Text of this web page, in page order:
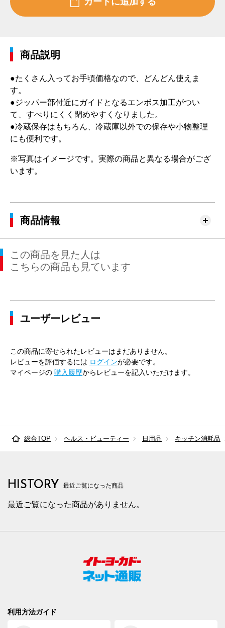
商品説明
●たくさん入ってお手頃価格なので、どんどん使えま
す。
●ジッパー部付近にガイドとなるエンボス加工がつい
て、すべりにくく閉めやすくなりました。
●冷蔵保存はもちろん、冷蔵庫以外での保存や小物整理
にも便利です。
※写真はイメージです。実際の商品と異なる場合がござ
います。
商品情報
この商品を見た人は
こちらの商品も見ています
ユーザーレビュー
この商品に寄せられたレビューはまだありません。
レビューを評価するには ログインが必要です。
マイページの 購入履歴からレビューを記入いただけます。
総合TOP ヘルス・ビューティー 日用品 キッチン消耗品
HISTORY 最近ご覧になった商品
最近ご覧になった商品がありません。
利用方法ガイド